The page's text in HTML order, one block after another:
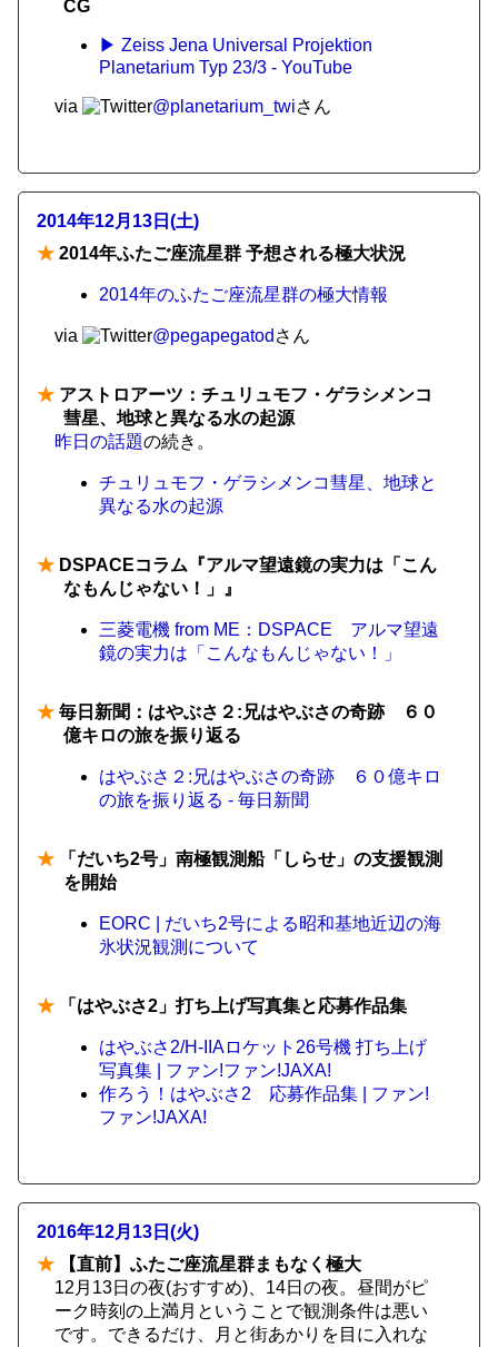
CG
▶ Zeiss Jena Universal Projektion
Planetarium Typ 23/3 - YouTube
via @planetarium_twiさん
2014年12月13日(土)
★ 2014年ふたご座流星群 予想される極大状況
2014年のふたご座流星群の極大情報
via @pegapegatod さん
★ アストロアーツ：チュリュモフ・ゲラシメンコ
彗星、地球と異なる水の起源
昨日の話題の続き。
チュリュモフ・ゲラシメンコ彗星、地球と
異なる水の起源
★ DSPACEコラム『アルマ望遠鏡の実力は「こん
なもんじゃない！」』
三菱電機 from ME：DSPACE アルマ望遠
鏡の実力は「こんなもんじゃない！」
★ 毎日新聞：はやぶさ２:兄はやぶさの奇跡 ６０
億キロの旅を振り返る
はやぶさ２:兄はやぶさの奇跡 ６０億キロ
の旅を振り返る - 毎日新聞
★ 「だいち2号」南極観測船「しらせ」の支援観測
を開始
EORC | だいち2号による昭和基地近辺の海
氷状況観測について
★ 「はやぶさ2」打ち上げ写真集と応募作品集
はやぶさ2/H-IIAロケット26号機 打ち上げ
写真集 | ファン!ファン!JAXA!
作ろう！はやぶさ2 応募作品集 | ファン!
ファン!JAXA!
2016年12月13日(火)
★ 【直前】ふたご座流星群まもなく極大
12月13日の夜(おすすめ)、14日の夜。昼間がピ
ーク時刻の上満月ということで観測条件は悪い
です。できるだけ、月と街あかりを目に入れな